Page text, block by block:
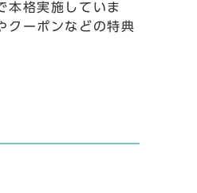
本格実施していま
クーポンなどの特典